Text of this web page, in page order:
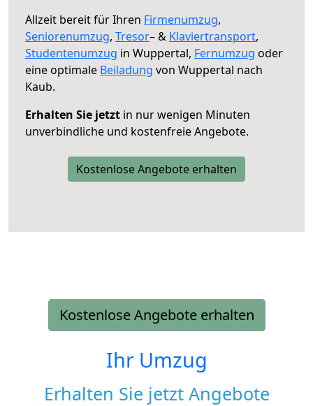
Allzeit bereit für Ihren Firmenumzug,
Seniorenumzug, Tresor– & Klaviertransport,
Studentenumzug in Wuppertal, Fernumzug oder
eine optimale Beiladung von Wuppertal nach
Kaub.
Erhalten Sie jetzt in nur wenigen Minuten
unverbindliche und kostenfreie Angebote.
Kostenlose Angebote erhalten
Kostenlose Angebote erhalten
Ihr Umzug
Erhalten Sie jetzt Angebote